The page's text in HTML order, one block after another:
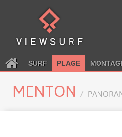
SURF PLAGE
MENTON